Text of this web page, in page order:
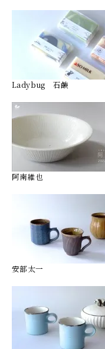
Ladybug 石鹸
阿南維也
安部太一